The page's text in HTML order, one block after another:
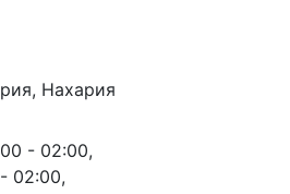
Нахария
- 02:00,
02:00,